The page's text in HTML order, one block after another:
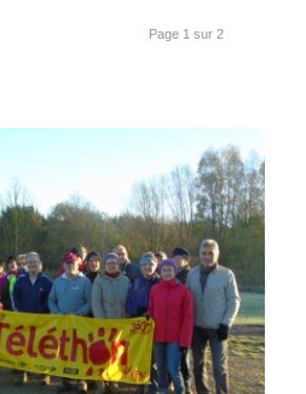
Page 1 sur 2